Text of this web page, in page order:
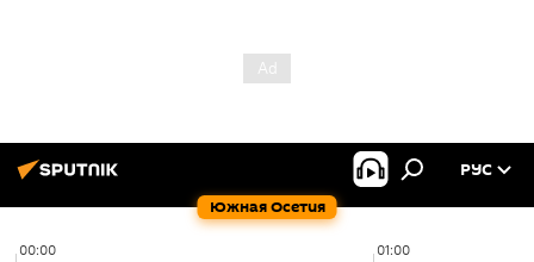
Южная Осетия
РУС
00:00 01:00